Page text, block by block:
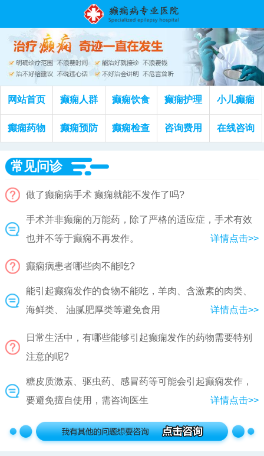
网站首页 癫痫人群 癫痫饮食 癫痫护理 小儿癫痫
癫痫药物 癫痫预防 癫痫检查 咨询费用 在线咨询
常见问诊
做了癫痫病手术 癫痫就能不发作了吗?
手术并非癫痫的万能药，除了严格的适应症，手术有效
也并不等于癫痫不再发作。
详情点击>>
癫痫病患者哪些肉不能吃?
能引起癫痫发作的食物不能吃，羊肉、含激素的肉类、
海鲜类、 油腻肥厚类等避免食用
详情点击>>
日常生活中，有哪些能够引起癫痫发作的药物需要特别
注意的呢?
糖皮质激素、驱虫药、感冒药等可能会引起癫痫发作，
要避免擅自使用，需咨询医生
详情点击>>